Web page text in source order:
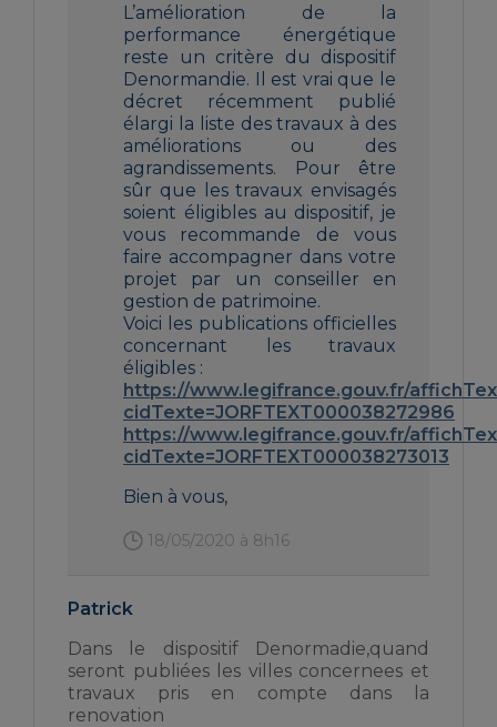
L’amélioration de la
performance énergétique
reste un critère du dispositif
Denormandie. Il est vrai que le
décret récemment publié
élargi la liste des travaux à des
améliorations ou des
agrandissements. Pour être
sûr que les travaux envisagés
soient éligibles au dispositif, je
vous recommande de vous
faire accompagner dans votre
projet par un conseiller en
gestion de patrimoine.
Voici les publications officielles
concernant les travaux
éligibles :
https://www.legifrance.gouv.fr/
cidTexte=JORFTEXT000038272986
https://www.legifrance.gouv.fr/
cidTexte=JORFTEXT000038273013
Bien à vous,
18/05/2020 à 8h16
Patrick
Dans le dispositif Denormadie,quand
seront publiées les villes concernees et
travaux pris en compte dans la
renovation